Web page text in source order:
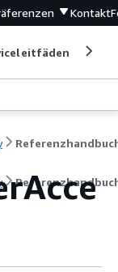
Kontakt